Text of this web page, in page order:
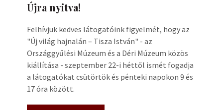
Újra nyitva!
Felhívjuk kedves látogatóink figyelmét, hogy az
"Új világ hajnalán – Tisza István" - az
Országgyűlési Múzeum és a Déri Múzeum közös
kiállítása - szeptember 22-i héttől ismét fogadja
a látogatókat csütörtök és pénteki napokon 9 és
17 óra között.